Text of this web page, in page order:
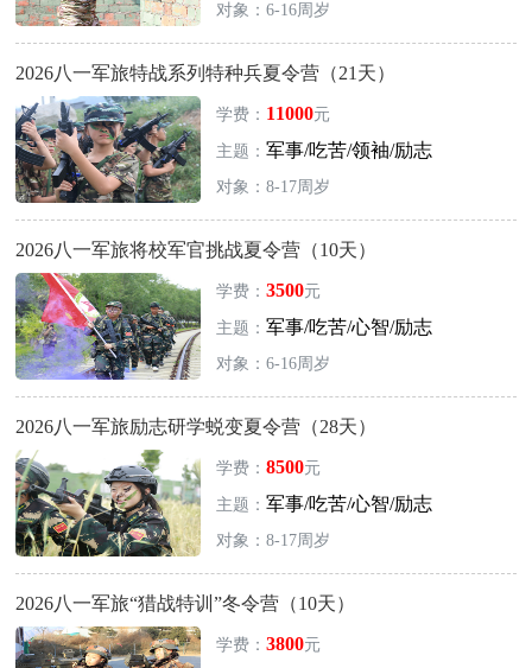
对象：6-16周岁
2026八一军旅特战系列特种兵夏令营（21天）
学费： 11000元
主题： 军事/吃苦/领袖/励志
对象：8-17周岁
2026八一军旅将校军官挑战夏令营（10天）
学费： 3500元
主题： 军事/吃苦/心智/励志
对象：6-16周岁
2026八一军旅励志研学蜕变夏令营（28天）
学费： 8500元
主题： 军事/吃苦/心智/励志
对象：8-17周岁
2026八一军旅“猎战特训”冬令营（10天）
学费： 3800元